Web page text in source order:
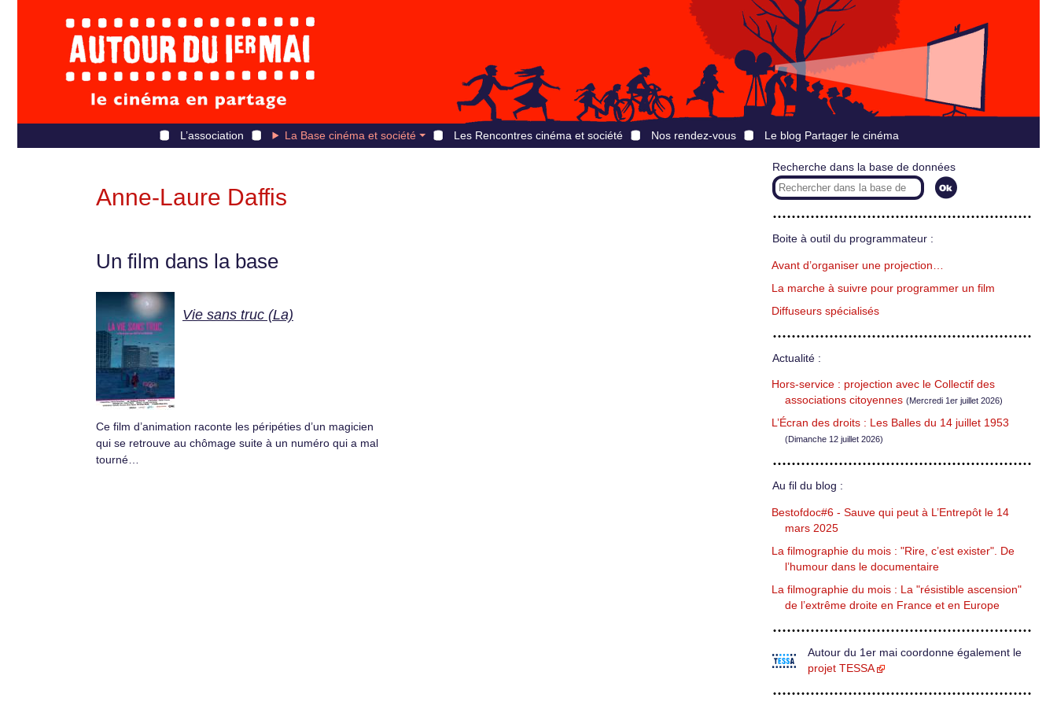
L’association La Base cinéma et société Les Rencontres cinéma et société Nos rendez-vous Le blog Partager le cinéma
Anne-Laure Daffis
Un film dans la base
Vie sans truc (La)
Ce film d’animation raconte les péripéties d’un magicien
qui se retrouve au chômage suite à un numéro qui a mal
tourné…
Recherche dans la base de données
Boite à outil du programmateur :
Avant d’organiser une projection…
La marche à suivre pour programmer un film
Diffuseurs spécialisés
Actualité :
Hors-service : projection avec le Collectif des
associations citoyennes (Mercredi 1er juillet 2026)
L’Écran des droits : Les Balles du 14 juillet 1953
(Dimanche 12 juillet 2026)
Au fil du blog :
Bestofdoc#6 - Sauve qui peut à L’Entrepôt le 14
mars 2025
La filmographie du mois : "Rire, c’est exister". De
l’humour dans le documentaire
La filmographie du mois : La "résistible ascension"
de l’extrême droite en France et en Europe
Autour du 1er mai coordonne également le
projet TESSA